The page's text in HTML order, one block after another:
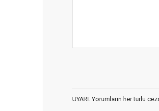
UYARI: Yorumların her türlü